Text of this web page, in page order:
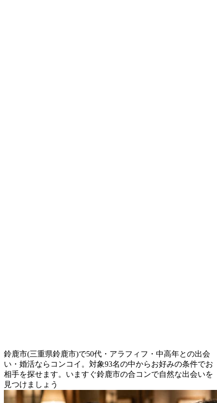
鈴鹿市(三重県鈴鹿市)で50代・アラフィフ・中高年との出会
い・婚活ならコンコイ。対象93名の中からお好みの条件でお
相手を探せます。いますぐ鈴鹿市の合コンで自然な出会いを
見つけましょう